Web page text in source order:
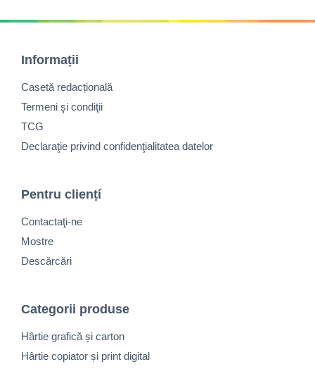
Informații
Casetă redacțională
Termeni şi condiţii
TCG
Declaraţie privind confidenţialitatea datelor
Pentru cliențí
Contactaţi-ne
Mostre
Descărcări
Categorii produse
Hârtie grafică și carton
Hârtie copiator și print digital